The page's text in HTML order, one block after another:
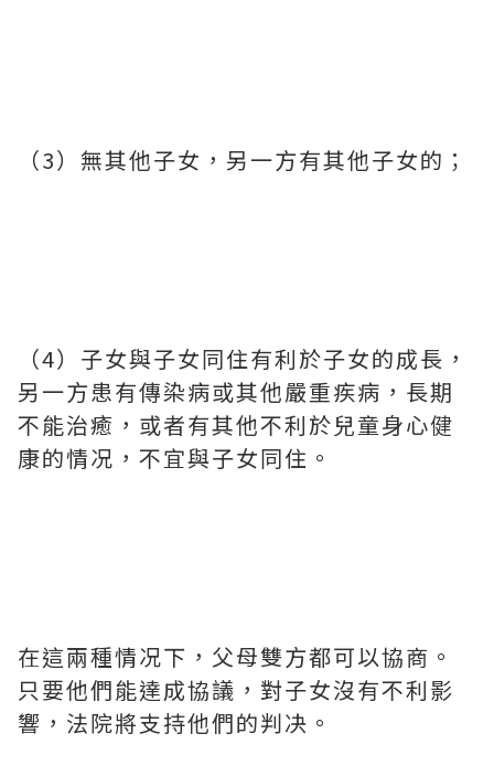
（3）無其他子女，另一方有其他子女的；
（4）子女與子女同住有利於子女的成長，
另一方患有傳染病或其他嚴重疾病，長期
不能治癒，或者有其他不利於兒童身心健
康的情况，不宜與子女同住。
在這兩種情况下，父母雙方都可以協商。
只要他們能達成協議，對子女沒有不利影
響，法院將支持他們的判决。